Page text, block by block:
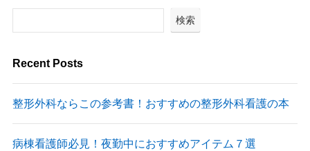
検索
Recent Posts
整形外科ならこの参考書！おすすめの整形外科看護の本
病棟看護師必見！夜勤中におすすめアイテム７選